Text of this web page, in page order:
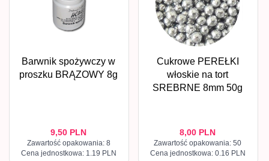
Barwnik spożywczy w
proszku BRĄZOWY 8g
9,50 PLN
Zawartość opakowania: 8
Cena jednostkowa: 1.19 PLN
Cukrowe PEREŁKI
włoskie na tort
SREBRNE 8mm 50g
8,00 PLN
Zawartość opakowania: 50
Cena jednostkowa: 0.16 PLN